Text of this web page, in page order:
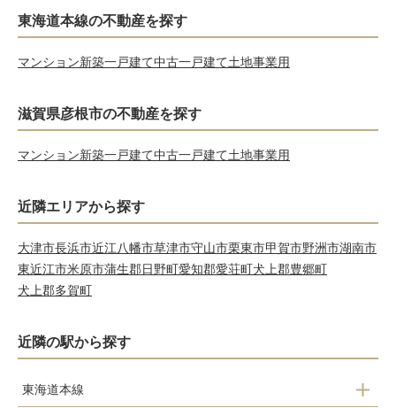
東海道本線の不動産を探す
マンション新築一戸建て中古一戸建て土地事業用
滋賀県彦根市の不動産を探す
マンション新築一戸建て中古一戸建て土地事業用
近隣エリアから探す
大津市長浜市近江八幡市草津市守山市栗東市甲賀市野洲市湖南市
東近江市米原市蒲生郡日野町愛知郡愛荘町犬上郡豊郷町
犬上郡多賀町
近隣の駅から探す
東海道本線